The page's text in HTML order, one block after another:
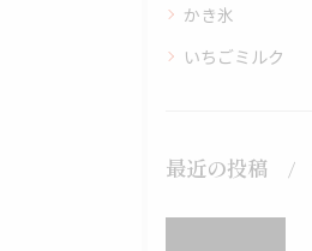
かき氷
いちごミルク
最近の投稿